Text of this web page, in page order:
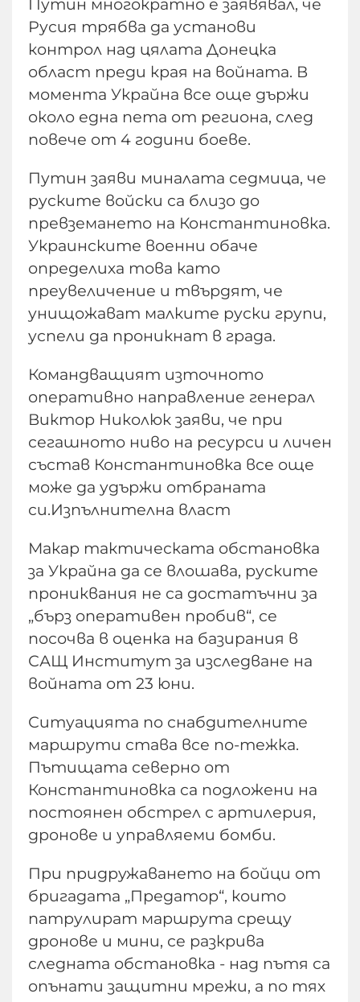
Русия трябва да установи
контрол над цялата Донецка
област преди края на войната. В
момента Украйна все още държи
около една пета от региона, след
повече от 4 години боеве.
Путин заяви миналата седмица, че
руските войски са близо до
превземането на Константиновка.
Украинските военни обаче
определиха това като
преувеличение и твърдят, че
унищожават малките руски групи,
успели да проникнат в града.
Командващият източното
оперативно направление генерал
Виктор Николюк заяви, че при
сегашното ниво на ресурси и личен
състав Константиновка все още
може да удържи отбраната
си.Изпълнителна власт
Макар тактическата обстановка
за Украйна да се влошава, руските
прониквания не са достатъчни за
„бърз оперативен пробив“, се
посочва в оценка на базирания в
САЩ Институт за изследване на
войната от 23 юни.
Ситуацията по снабдителните
маршрути става все по-тежка.
Пътищата северно от
Константиновка са подложени на
постоянен обстрел с артилерия,
дронове и управляеми бомби.
При придружаването на бойци от
бригадата „Предатор“, които
патрулират маршрута срещу
дронове и мини, се разкрива
следната обстановка - над пътя са
опънати защитни мрежи, а по тях